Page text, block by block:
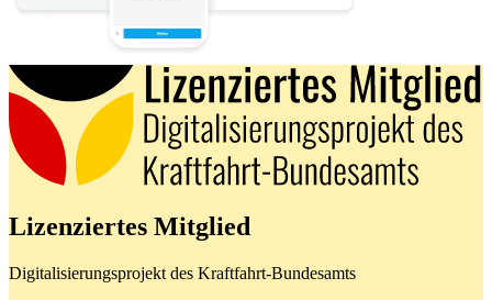
Lizenziertes Mitglied
Digitalisierungsprojekt des Kraftfahrt-Bundesamts